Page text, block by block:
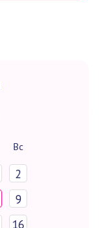
Вс
2
9
16